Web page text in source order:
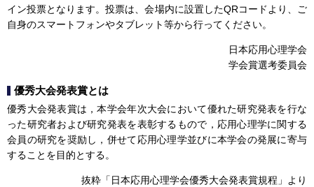
イン投票となります。投票は、会場内に設置したQRコードより、ご
自身のスマートフォンやタブレット等から行ってください。
日本応用心理学会
学会賞選考委員会
優秀大会発表賞とは
優秀大会発表賞は，本学会年次大会において優れた研究発表を行な
った研究者および研究発表を表彰するもので，応用心理学に関する
会員の研究を奨励し，併せて応用心理学並びに本学会の発展に寄与
することを目的とする。
抜粋「日本応用心理学会優秀大会発表賞規程」より